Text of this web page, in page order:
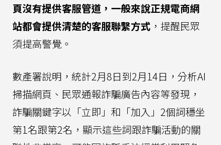
頁沒有提供客服管道，一般來說正規電商網
站都會提供清楚的客服聯繫方式 ，提醒民眾
須提高警覺。
數產署說明，統計2月8日到2月14日，分析AI
掃描網頁、民眾通報詐騙廣告內容等發現，
詐騙關鍵字以「立即」和「加入」2個詞穩坐
第1名跟第2名，顯示這些詞跟詐騙活動的關